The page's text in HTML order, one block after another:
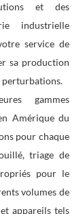
et des
industrielle
service de
sa production
perturbations.
gammes
Amérique du
pour chaque
triage de
pour le
volumes de
appareils tels